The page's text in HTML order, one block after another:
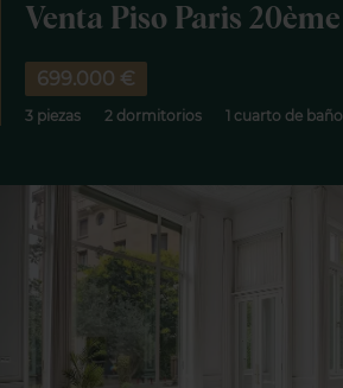
Venta Piso Paris 20ème
699.000 €
3 piezas 2 dormitorios 1 cuarto de baño